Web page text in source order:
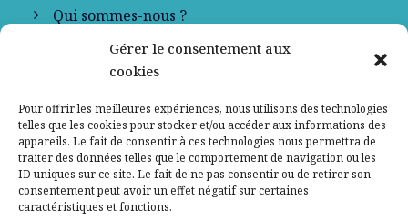
Gérer le consentement aux
cookies
Pour offrir les meilleures expériences, nous utilisons des technologies
telles que les cookies pour stocker et/ou accéder aux informations des
appareils. Le fait de consentir à ces technologies nous permettra de
traiter des données telles que le comportement de navigation ou les
ID uniques sur ce site. Le fait de ne pas consentir ou de retirer son
consentement peut avoir un effet négatif sur certaines
caractéristiques et fonctions.
Qui sommes-nous ?
Contactez-nous
Mentions légales
Politique de confidentialité